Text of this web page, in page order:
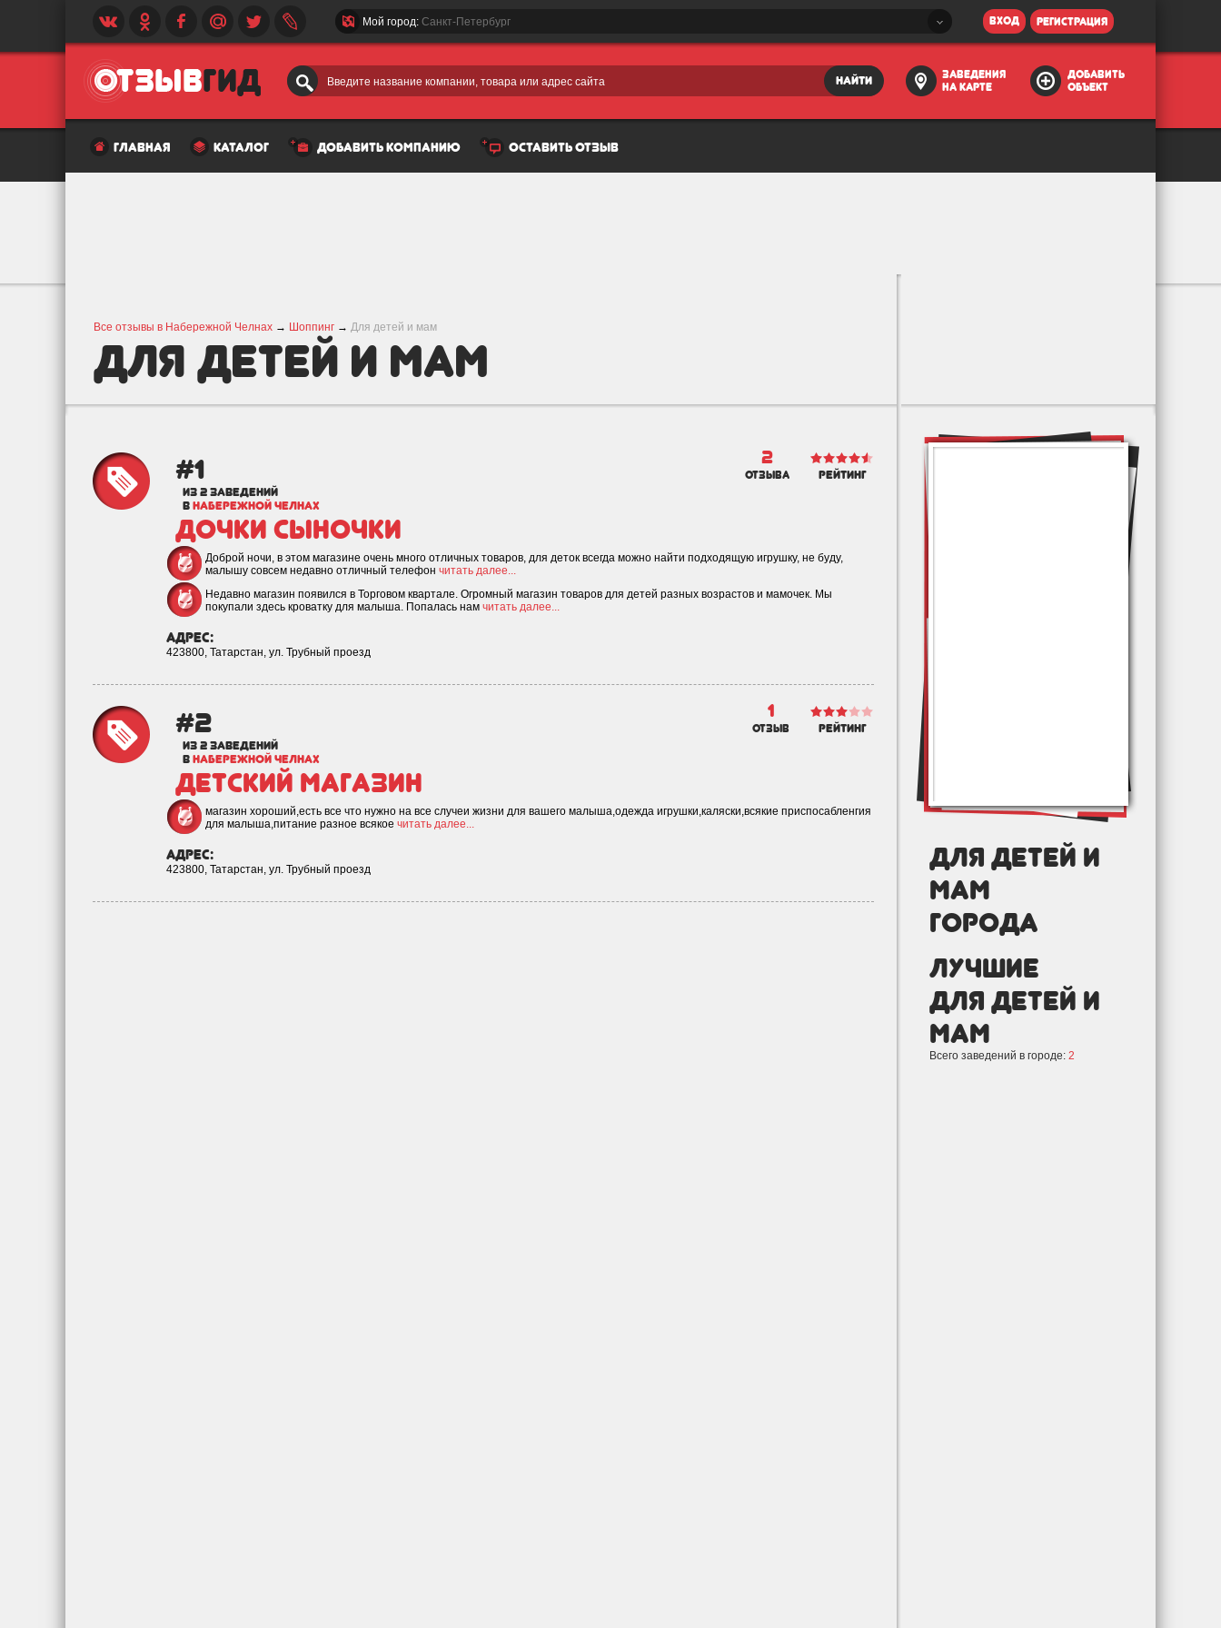
Введите название компании, товара или адрес сайта
Мой город: Санкт-Петербург вход регистрация
найти
заведения
на карте
добавить
объект
главная каталог добавить компанию оставить отзыв
Все отзывы в Набережной Челнах → Шоппинг → Для детей и мам
Для детей и мам
рейтинг
2
отзыва
#1
из 2 заведений
в НАБЕРЕЖНОЙ ЧЕЛНАХ
Дочки сыночки
Доброй ночи, в этом магазине очень много отличных товаров, для деток всегда можно найти подходящую игрушку, не буду,
малышу совсем недавно отличный телефон читать далее...
Недавно магазин появился в Торговом квартале. Огромный магазин товаров для детей разных возрастов и мамочек. Мы
покупали здесь кроватку для малыша. Попалась нам читать далее...
адрес:
423800, Татарстан, ул. Трубный проезд
рейтинг
1
отзыв
#2
из 2 заведений
в НАБЕРЕЖНОЙ ЧЕЛНАХ
Детский магазин
магазин хороший,есть все что нужно на все случеи жизни для вашего малыша,одежда игрушки,каляски,всякие приспосабленгия
для малыша,питание разное всякое читать далее...
адрес:
423800, Татарстан, ул. Трубный проезд
Для детей и
мам
города
лучшие
Для детей и
мам
Всего заведений в городе: 2